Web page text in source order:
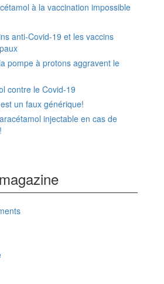
à la vaccination impossible
anti-Covid-19 et les vaccins
pompe à protons aggravent le
contre le Covid-19
un faux générique!
injectable en cas de